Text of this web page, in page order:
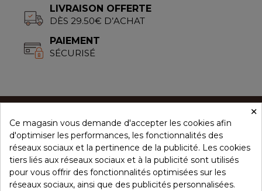
LIVRAISON OFFERTE
DÈS 29.50€ D’ACHAT
PAIEMENT
SÉCURISÉ
CONCEPT ÉPICES
NOS PRODUITS
×
Ce magasin vous demande d'accepter les cookies afin
d'optimiser les performances, les fonctionnalités des
réseaux sociaux et la pertinence de la publicité. Les cookies
tiers liés aux réseaux sociaux et à la publicité sont utilisés
pour vous offrir des fonctionnalités optimisées sur les
réseaux sociaux, ainsi que des publicités personnalisées.